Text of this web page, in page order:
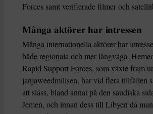
Forces samt verifierade filmer och
Många aktörer har intressen
Många internationella aktörer har
både regionala och mer långväga.
Rapid Support Forces, som växte fram
janjaweedmilisen, har vid flera tillfällen
att slåss, bland annat på den saudiska
Jemen, och innan dess till Libyen då